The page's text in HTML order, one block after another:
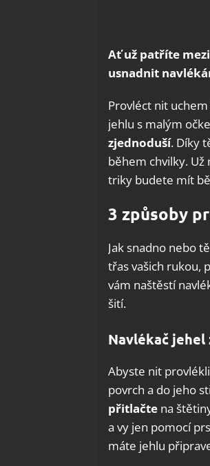
Ať už patříte
usnadnit
Provléct nit
jehlu s malým
zjednoduší. Díky
během chvilky.
triky budete mít
3 způsoby
Jak snadno nebo
třas vašich rukou,
vám naštěstí
šití.
Navlékač
Abyste nit
povrch a do jeho
přitlačte na
a vy jen pomocí
máte jehlu